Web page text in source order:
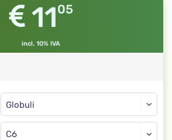
1105
incl. 10% IVA
Tipo
Globuli
C6